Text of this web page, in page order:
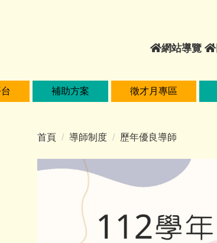
網站導覽網
補助方案 徵才月專區
首頁 導師制度 歷年優良導師